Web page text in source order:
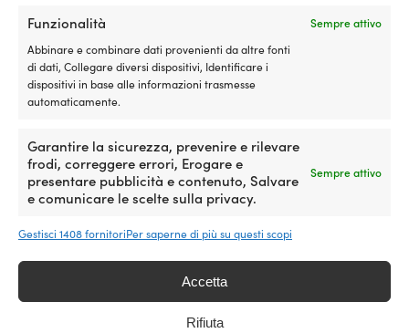
Funzionalità
Sempre attivo
Abbinare e combinare dati provenienti da altre fonti
di dati, Collegare diversi dispositivi, Identificare i
dispositivi in base alle informazioni trasmesse
automaticamente.
Garantire la sicurezza, prevenire e rilevare
frodi, correggere errori, Erogare e
presentare pubblicità e contenuto, Salvare
e comunicare le scelte sulla privacy.
Sempre attivo
Gestisci 1408 fornitoriPer saperne di più su questi scopi
Accetta
Rifiuta
presso un altro negozio entro 14 giorni,
condizione strana.
Scopri di più sulla nostra garanzia del
Il più grande negozio svedese di accessori nautici – ora
25 000 accessori nautici da 500 marchi